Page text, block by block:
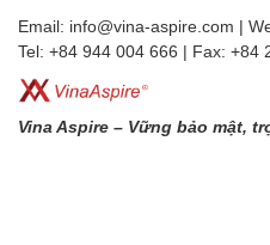
Email: info@vina-aspire.com |
Tel: +84 944 004 666 | Fax: +84
Vina Aspire – Vững bảo mật,